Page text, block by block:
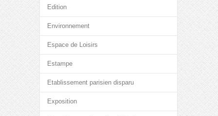
Edition
Environnement
Espace de Loisirs
Estampe
Etablissement parisien disparu
Exposition